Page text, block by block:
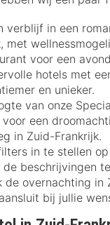
verblijf in een
met
voor een
hotels met
en unieker.
van onze
een
in Zuid-Frankrijk.
in te stellen
beschrijvingen
de overnachting in
bij jullie